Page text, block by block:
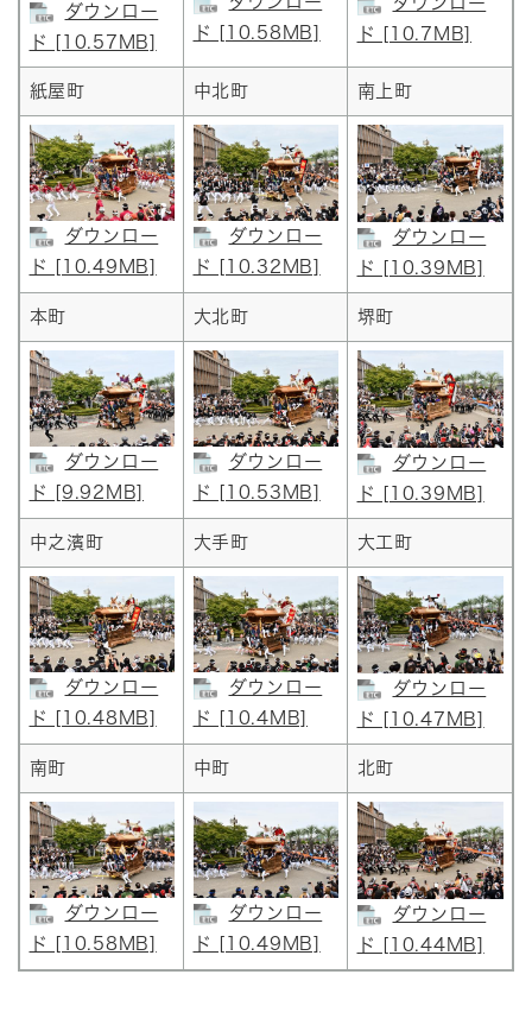
ダウンロー
ド [10.57MB]
ド [10.58MB]
ド [10.7MB]
紙屋町 中北町 南上町
ダウンロー
ド [10.49MB]
ダウンロー
ド [10.32MB]
ダウンロー
ド [10.39MB]
本町 大北町 堺町
ダウンロー
ド [9.92MB]
ダウンロー
ド [10.53MB]
ダウンロー
ド [10.39MB]
中之濱町 大手町 大工町
ダウンロー
ド [10.48MB]
ダウンロー
ド [10.4MB]
ダウンロー
ド [10.47MB]
南町 中町 北町
ダウンロー
ド [10.58MB]
ダウンロー
ド [10.49MB]
ダウンロー
ド [10.44MB]